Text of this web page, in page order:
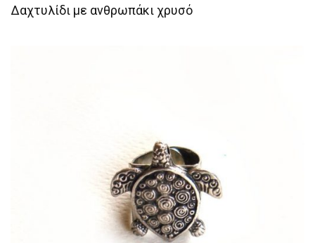
Δαχτυλίδι με ανθρωπάκι χρυσό